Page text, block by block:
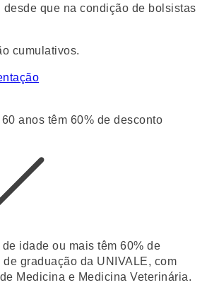
que na condição de bolsistas
cumulativos.
anos têm 60% de desconto
idade ou mais têm 60% de
graduação da UNIVALE, com
Medicina e Medicina Veterinária.